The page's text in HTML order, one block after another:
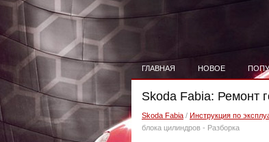
ГЛАВНАЯ НОВОЕ
Skoda Fabia: Ремонт
Skoda Fabia / Инструкция по
блока цилиндров - Разборка